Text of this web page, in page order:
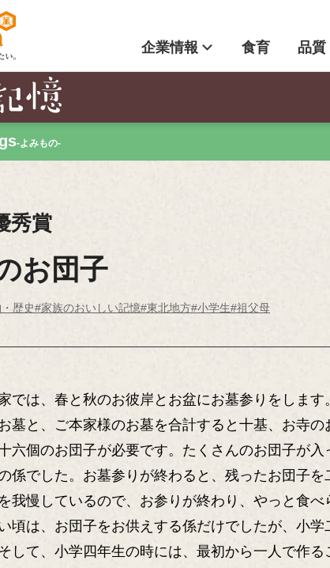
企業情報 食育 品質
-よみもの-
秀賞
お団子
歴史#家族のおいしい記憶#東北地方#小学生#祖父母
では、春と秋のお彼岸とお盆にお墓参りをしま
墓と、ご本家様のお墓を合計すると十基、お寺
六個のお団子が必要です。たくさんのお団子が
係でした。お墓参りが終わると、残ったお団子
我慢しているので、お参りが終わり、やっと食
頃は、お団子をお供えする係だけでしたが、小
して、小学四年生の時には、最初から一人で作